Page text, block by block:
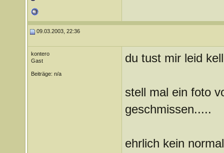
09.03.2003, 22:36
kontero
Gast
Beiträge: n/a
du tust mir leid
stell mal ein foto
geschmissen.....
ehrlich kein